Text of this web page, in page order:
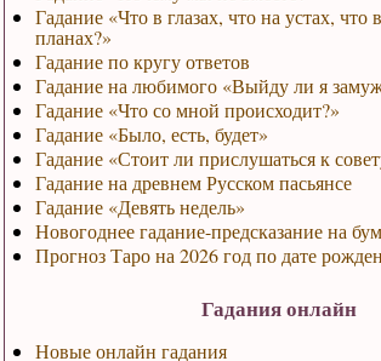
Гадание «Что в глазах, что на устах, что
планах?»
Гадание по кругу ответов
Гадание на любимого «Выйду ли я замуж
Гадание «Что со мной происходит?»
Гадание «Было, есть, будет»
Гадание «Стоит ли прислушаться к
Гадание на древнем Русском пасьянсе
Гадание «Девять недель»
Новогоднее гадание-предсказание на
Прогноз Таро на 2026 год по дате
Гадания онлайн
Новые онлайн гадания